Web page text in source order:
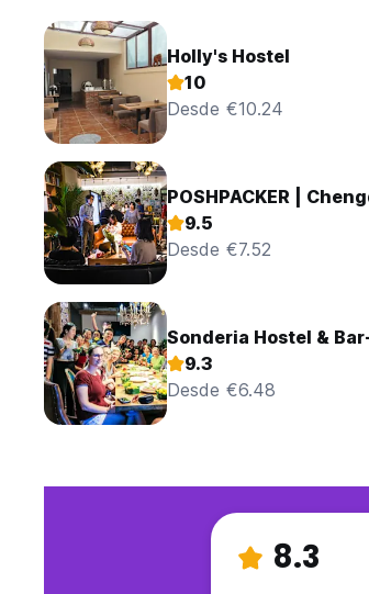
Holly's Hostel
10
Desde €10.24
POSHPACKER |
9.5
Desde €7.52
Sonderia Hostel &
9.3
Desde €6.48
8.3